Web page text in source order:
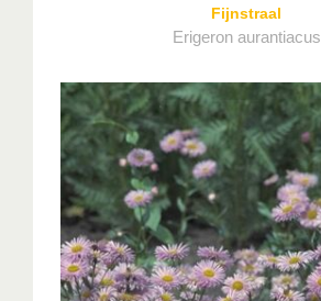
Fijnstraal
Erigeron aurantiacus